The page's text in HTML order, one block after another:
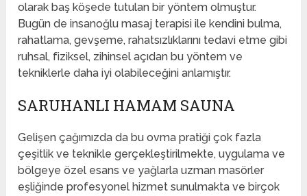
olarak baş köşede tutulan bir yöntem olmuştur.
Bugün de insanoğlu masaj terapisi ile kendini bulma,
rahatlama, gevşeme, rahatsızlıklarını tedavi etme gibi
ruhsal, fiziksel, zihinsel açıdan bu yöntem ve
tekniklerle daha iyi olabileceğini anlamıştır.
SARUHANLI HAMAM SAUNA
Gelişen çağımızda da bu ovma pratiği çok fazla
çeşitlik ve teknikle gerçekleştirilmekte, uygulama ve
bölgeye özel esans ve yağlarla uzman masörler
eşliğinde profesyonel hizmet sunulmakta ve birçok